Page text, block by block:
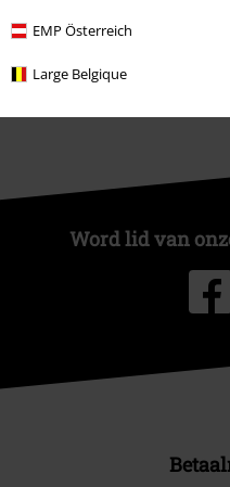
EMP Österreich
Large Belgique
Duurzaamheid
Word lid van